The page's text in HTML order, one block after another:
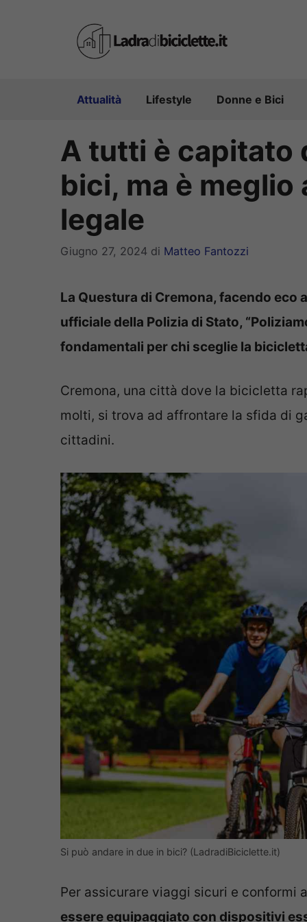
Attualità Lifestyle Donne e Bici
A tutti è capitato
bici, ma è
legale
Giugno 27, 2024 di Matteo Fantozzi
La Questura di Cremona, facendo
ufficiale della Polizia di Stato,
fondamentali per chi sceglie la
Cremona, una città dove la bicicletta
molti, si trova ad affrontare la sfida di
cittadini.
Si può andare in due in bici? (LadradiBiciclette.it)
Per assicurare viaggi sicuri e conformi
essere equipaggiato con dispositivi